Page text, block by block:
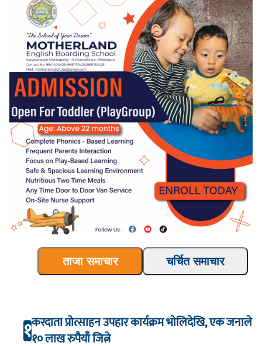
ताजा समाचार चर्चित समाचार
१करदाता प्रोत्साहन उपहार कार्यक्रम भाेलिदेखि, एक जनाले
१० लाख रुपैयाँ जित्ने